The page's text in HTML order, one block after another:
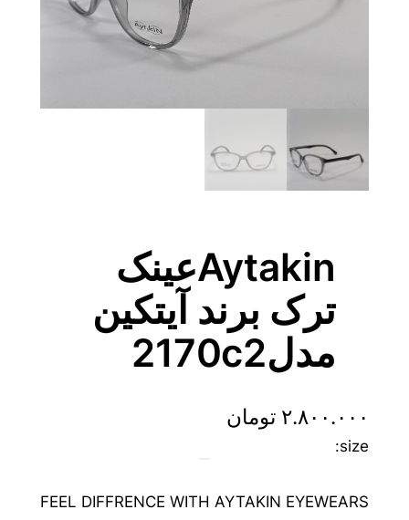
Aytakinعینک
ترک برند آیتکین
مدل2170c2
۲.۸۰۰.۰۰۰ تومان
size:
FEEL DIFFRENCE WITH AYTAKIN EYEWEARS